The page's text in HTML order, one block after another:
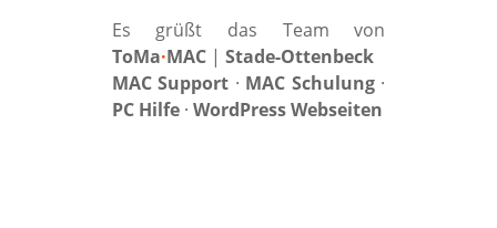
Es grüßt das Team von
ToMa·MAC| Stade-Ottenbeck
MAC Support · MAC Schulung·
PC Hilfe· WordPress Webseiten